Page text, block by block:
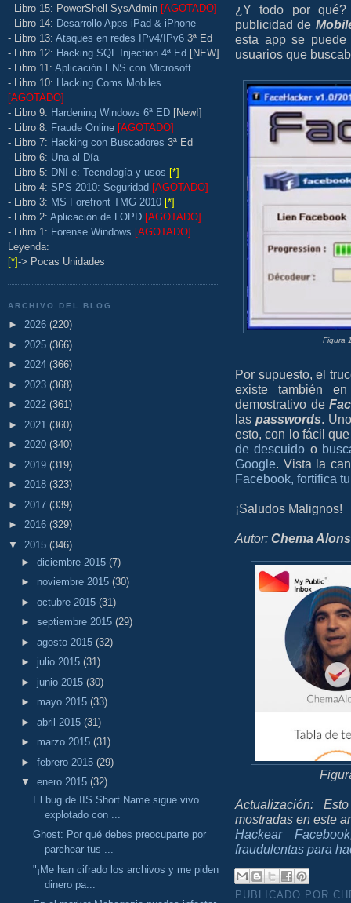
- Libro 15: PowerShell SysAdmin [AGOTADO]
- Libro 14: Desarrollo Apps iPad & iPhone
- Libro 13: Ataques en redes IPv4/IPv6 3ª Ed
- Libro 12: Hacking SQL Injection 4ª Ed [NEW]
- Libro 11: Aplicación ENS con Microsoft
- Libro 10: Hacking Coms Mobiles
[AGOTADO]
- Libro 9: Hardening Windows 6ª ED [New!]
- Libro 8: Fraude Online [AGOTADO]
- Libro 7: Hacking con Buscadores 3ª Ed
- Libro 6: Una al Día
- Libro 5: DNI-e: Tecnología y usos [*]
- Libro 4: SPS 2010: Seguridad [AGOTADO]
- Libro 3: MS Forefront TMG 2010 [*]
- Libro 2: Aplicación de LOPD [AGOTADO]
- Libro 1: Forense Windows [AGOTADO]
Leyenda:
[*]-> Pocas Unidades
ARCHIVO DEL BLOG
► 2026 (220)
► 2025 (366)
► 2024 (366)
► 2023 (368)
► 2022 (361)
► 2021 (360)
► 2020 (340)
► 2019 (319)
► 2018 (323)
► 2017 (339)
► 2016 (329)
▼ 2015 (346)
► diciembre 2015 (7)
► noviembre 2015 (30)
► octubre 2015 (31)
► septiembre 2015 (29)
► agosto 2015 (32)
► julio 2015 (31)
► junio 2015 (30)
► mayo 2015 (33)
► abril 2015 (31)
► marzo 2015 (31)
► febrero 2015 (29)
▼ enero 2015 (32)
El bug de IIS Short Name sigue vivo
explotado con ...
Ghost: Por qué debes preocuparte por
parchear tus ...
"¡Me han cifrado los archivos y me piden
dinero pa...
¿Y todo por
publicidad de
esta app se
usuarios que
Figura
Por supuesto, el
existe también
demostrativo de
laspasswords.
esto, con lo fácil
de descuido o
Google. Vista la
Facebook, fortifica
¡Saludos Malignos!
Autor: Chema
Actualización:
mostradas en este
Hackear Facebook
fraudulentas para
PUBLICADO POR